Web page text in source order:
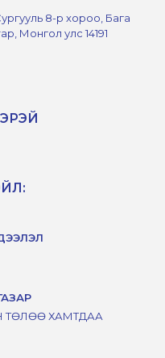
8-р хороо, Бага
Монгол улс 14191
ХАМТДАА